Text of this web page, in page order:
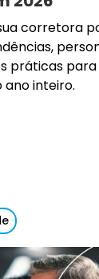
corretora
práticas
inteiro.